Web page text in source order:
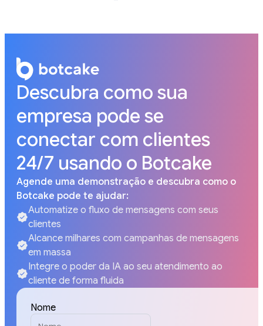
Descubra como sua
empresa pode se
conectar com clientes
24/7 usando o Botcake
Agende uma demonstração e descubra como o
Botcake pode te ajudar:
Automatize o fluxo de mensagens com seus
clientes
Alcance milhares com campanhas de mensagens
em massa
Integre o poder da IA ao seu atendimento ao
cliente de forma fluida
Nome